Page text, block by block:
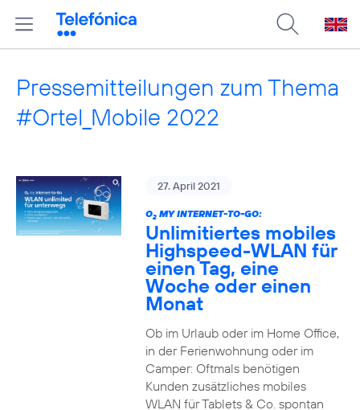
Pressemitteilungen zum Thema
#Ortel_Mobile 2022
27. April 2021
O2MY INTERNET-TO-GO:
Unlimitiertes mobiles
Highspeed-WLAN für
einen Tag, eine
Woche oder einen
Monat
Ob im Urlaub oder im Home Office,
in der Ferienwohnung oder im
Camper: Oftmals benötigen
Kunden zusätzliches mobiles
WLAN für Tablets & Co. spontan